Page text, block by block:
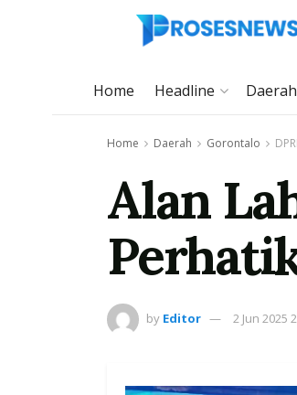
Home Headline Daerah
Home Daerah Gorontalo
Alan
by Editor 2 Jun 2025